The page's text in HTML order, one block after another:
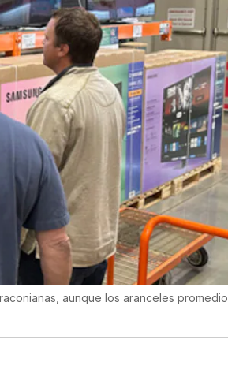
aunque los aranceles promedio